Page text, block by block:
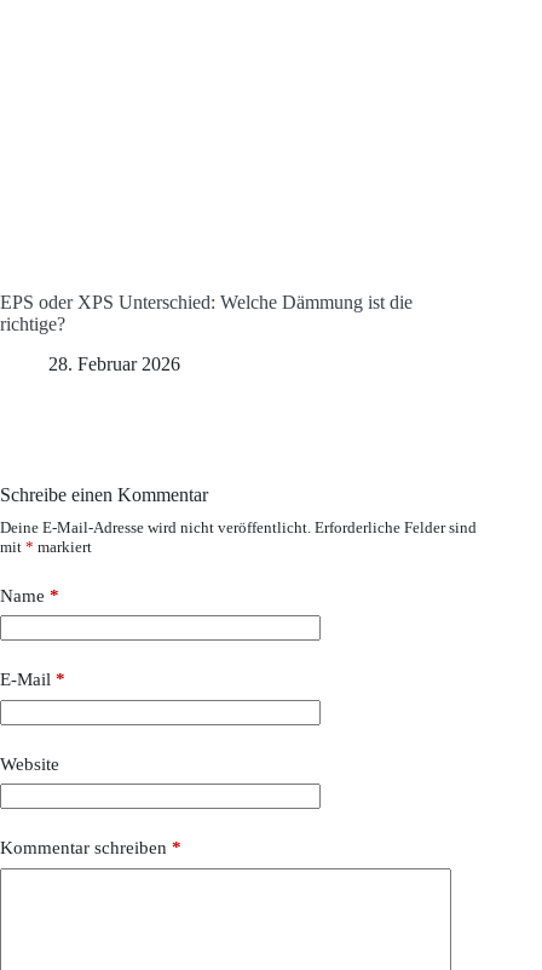
EPS oder XPS Unterschied: Welche Dämmung ist die
richtige?
28. Februar 2026
Schreibe einen Kommentar
Deine E-Mail-Adresse wird nicht veröffentlicht. Erforderliche Felder sind
mit * markiert
Name *
E-Mail *
Website
Kommentar schreiben *